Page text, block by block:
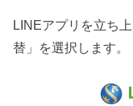
LINEアプリを立ち
替」を選択します。